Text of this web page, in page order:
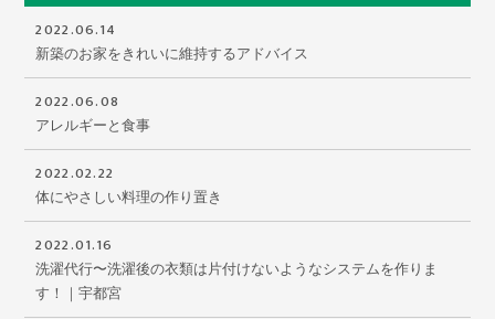
2022.06.14
新築のお家をきれいに維持するアドバイス
2022.06.08
アレルギーと食事
2022.02.22
体にやさしい料理の作り置き
2022.01.16
洗濯代行〜洗濯後の衣類は片付けないようなシステムを作りま
す！｜宇都宮